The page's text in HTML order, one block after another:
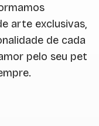
arte exclusivas,
de cada
pelo seu pet